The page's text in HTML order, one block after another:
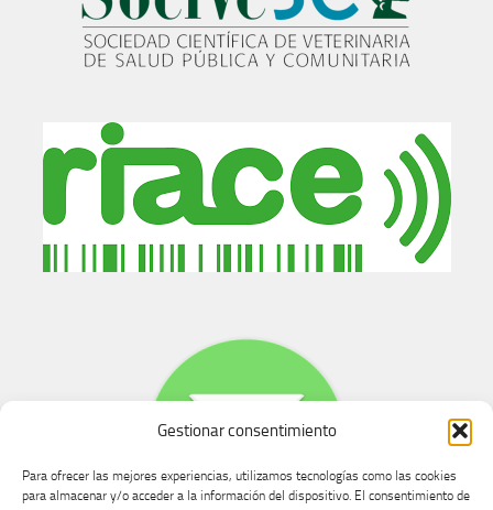
Gestionar consentimiento
Para ofrecer las mejores experiencias, utilizamos tecnologías como las cookies
para almacenar y/o acceder a la información del dispositivo. El consentimiento de